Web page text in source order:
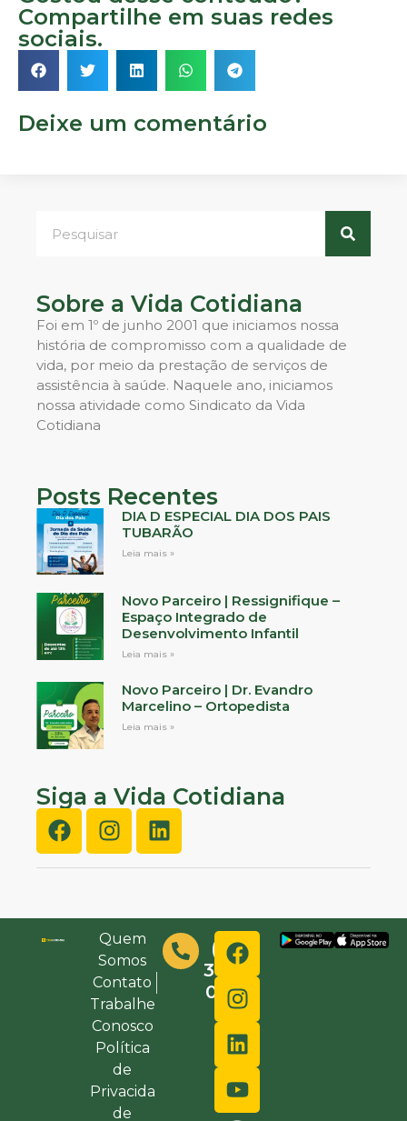
Compartilhe em suas redes
sociais.
Deixe um comentário
Sobre a Vida Cotidiana
Foi em 1º de junho 2001 que iniciamos nossa
história de compromisso com a qualidade de
vida, por meio da prestação de serviços de
assistência à saúde. Naquele ano, iniciamos
nossa atividade como Sindicato da Vida
Cotidiana
Posts Recentes
DIA D ESPECIAL DIA DOS PAIS
TUBARÃO
Leia mais »
Novo Parceiro | Ressignifique –
Espaço Integrado de
Desenvolvimento Infantil
Leia mais »
Novo Parceiro | Dr. Evandro
Marcelino – Ortopedista
Leia mais »
Siga a Vida Cotidiana
Quem
Somos
Contato
Trabalhe
Conosco
Política
de
Privacida
de
(48)
3632-
0000